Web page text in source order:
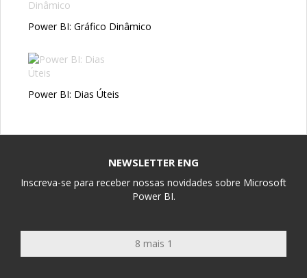
Power BI: Gráfico Dinâmico
Power BI: Dias Úteis
NEWSLETTER ENG
Inscreva-se para receber nossas novidades sobre Microsoft
Power BI.